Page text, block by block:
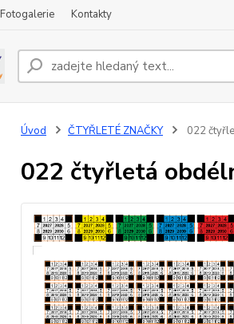
Fotogalerie Kontakty
Úvod ČTYŘLETÉ ZNAČKY 022
022 čtyřletá